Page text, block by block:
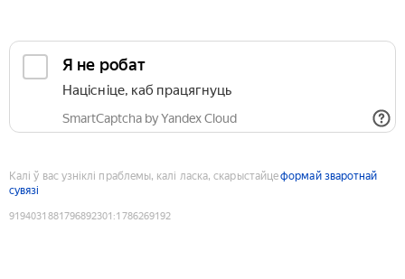
Я не робат
Націсніце, каб працягнуць
SmartCaptcha by Yandex Cloud
Калі ў вас узніклі праблемы, калі ласка, скарыстайцеформай зваротнай
сувязі
9194031881796892301 :1786269192